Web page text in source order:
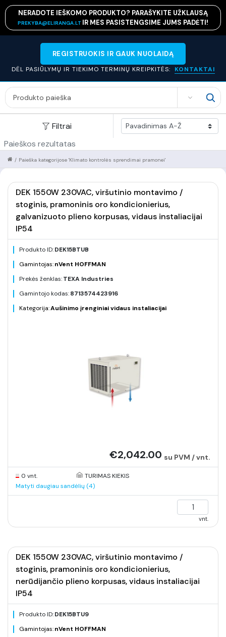
NERADOTE IEŠKOMO PRODUKTO? PARAŠYKITE UŽKLAUSĄ
PREKYBA@ELIRANGA.LT IR MES PASISTENGSIME JUMS PADĖTI!
REGISTRUOKIS IR GAUK NUOLAIDĄ
DĖL PASIŪLYMŲ IR TIEKIMO TERMINŲ KREIPKITĖS: KONTAKTAI
SEARCH
Filtrai
Paieškos rezultatas
Paieška kategorijose 'Klimato kontrolės sprendimai pramonei'
/
DEK 1550W 230VAC, viršutinio montavimo /
stoginis, pramoninis oro kondicionierius,
galvanizuoto plieno korpusas, vidaus instaliacijai
IP54
Produkto ID:DEK15BTUB
Gamintojas:nVent HOFFMAN
Prekės ženklas:TEXA Industries
Gamintojo kodas:8713574423916
Kategorija:Aušinimo įrenginiai vidaus instaliacijai
€2,042.00 su PVM / vnt.
0 vnt.
TURIMAS KIEKIS
Matyti daugiau sandėlių (4)
vnt.
DEK 1550W 230VAC, viršutinio montavimo /
stoginis, pramoninis oro kondicionierius,
nerūdijančio plieno korpusas, vidaus instaliacijai
IP54
Produkto ID:DEK15BTU9
Gamintojas:nVent HOFFMAN